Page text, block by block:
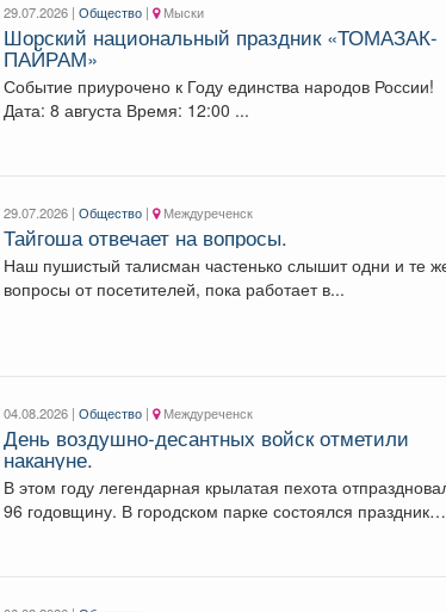
29.07.2026 |Общество | Мыски
Шорский национальный праздник «ТОМАЗАК-
ПАЙРАМ»
Событие приурочено к Году единства народов России!
Дата: 8 августа Время: 12:00 ...
29.07.2026 |Общество | Междуреченск
Тайгоша отвечает на вопросы.
Наш пушистый талисман частенько слышит одни и те
вопросы от посетителей, пока работает в...
04.08.2026 |Общество | Междуреченск
День воздушно-десантных войск отметили
накануне.
В этом году легендарная крылатая пехота
96 годовщину. В городском парке состоялся праздник